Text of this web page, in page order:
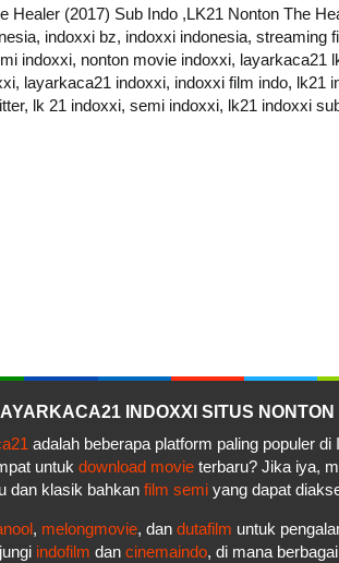
Healer (2017) Sub Indo ,LK21 Nonton The
indoxxi bz, indoxxi indonesia,
indoxxi, nonton movie indoxxi,
layarkaca21 indoxxi, indoxxi film indo,
lk 21 indoxxi, semi indoxxi, lk21 indoxxi
INDOXXI SITUS
adalah beberapa platform paling populer
untuk download movie terbaru? Jika iya,
dan klasik bahkan film semi yang dapat
, melongmovie, dan dutafilm untuk
indofilm dan cinemaindo, di mana